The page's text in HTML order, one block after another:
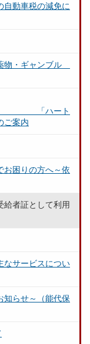
自動車税の減免に
物・ギャンブル
ト
ご案内
お困りの方へ～依
給者証として利用
なサービスについ
知らせ～（能代保